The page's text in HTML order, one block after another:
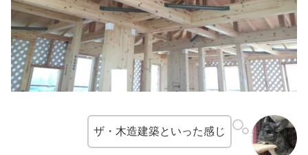
ザ・木造建築といった感じ